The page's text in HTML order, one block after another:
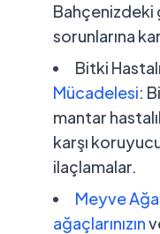
Bahçenizdeki
sorunlarına
Bitki
Mücadelesi:
mantar
karşı
ilaçlamalar.
Meyve
ağaçlarınızın